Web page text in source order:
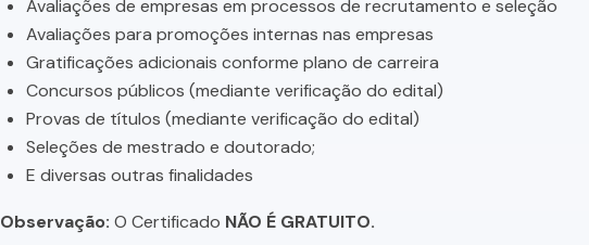
Avaliações de empresas em processos de recrutamento e seleção
Avaliações para promoções internas nas empresas
Gratificações adicionais conforme plano de carreira
Concursos públicos (mediante verificação do edital)
Provas de títulos (mediante verificação do edital)
Seleções de mestrado e doutorado;
E diversas outras finalidades
Observação: O Certificado NÃO É GRATUITO.